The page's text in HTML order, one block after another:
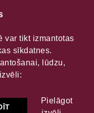
var tikt izmantotas
sīkdatnes.
lūdzu,
Pielāgot